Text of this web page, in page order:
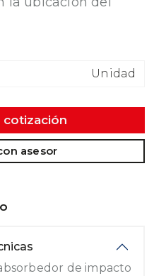
Unidad
cotización
asesor
de impacto